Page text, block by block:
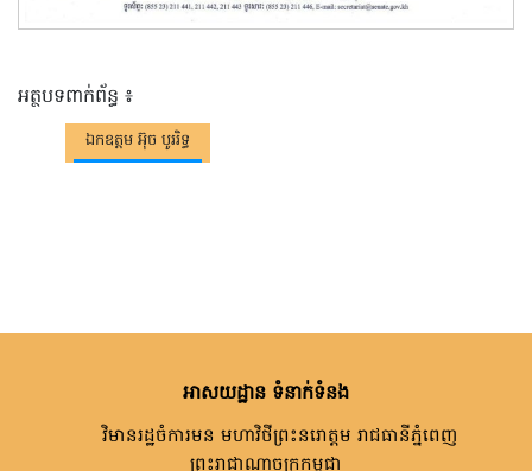
អត្ថបទពាក់ព័ន្ធ ៖
ឯកឧត្តម អ៊ុច បូររិទ្ធ
អាសយដ្ឋាន ទំនាក់ទំនង
វិមានរដ្ឋចំការមន មហាវិថីព្រះនរោត្តម រាជធានីភ្នំពេញ
ព្រះរាជាណាចក្រកម្ពុជា